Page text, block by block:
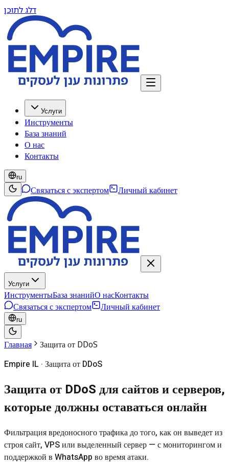
דלג לתוכן
Услуги
Инструменты
База знаний
О нас
Контакты
ru
Связаться с экспертом Личный кабинет
Услуги
ИнструментыБаза знанийО насКонтакты
Связаться с экспертом
Личный кабинет
ru
Главная Защита от DDoS
Empire IL · Защита от DDoS
Защита от DDoS для сайтов и серверов,
которые должны оставаться онлайн
Фильтрация вредоносного трафика до того, как он выведет из
строя сайт, VPS или выделенный сервер — с мониторингом и
поддержкой в WhatsApp во время атаки.